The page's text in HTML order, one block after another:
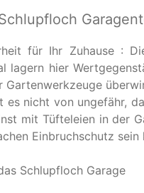
für Ihr Zuhause :
lagern hier
es nicht von ungefähr,
mit Tüfteleien in der
Einbruchschutz sein
Schlupfloch Garage